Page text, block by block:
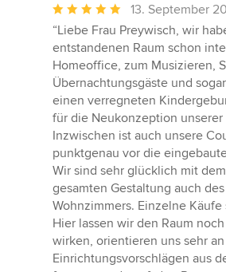
Durchschnittliche
Bewertung:
5
von
5
Sternen
13. September
“Liebe Frau Preywisch, wir
entstandenen Raum schon
Homeoffice, zum Musizieren,
Übernachtungsgäste und
einen verregneten
für die Neukonzeption unserer
Inzwischen ist auch unsere
punktgenau vor die
Wir sind sehr glücklich mit
gesamten Gestaltung auch
Wohnzimmers. Einzelne
Hier lassen wir den Raum
wirken, orientieren uns sehr
Einrichtungsvorschlägen aus